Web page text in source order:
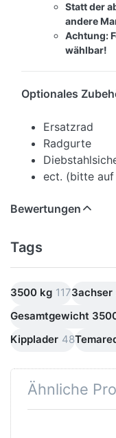
Statt der
andere
Achtung:
wählbar!
Optionales
Ersatzrad
Radgurte
ect. (bitte auf
Bewertungen
Tags
3500 kg 1173achser
Gesamtgewicht
Kipplader 48
Ähnliche